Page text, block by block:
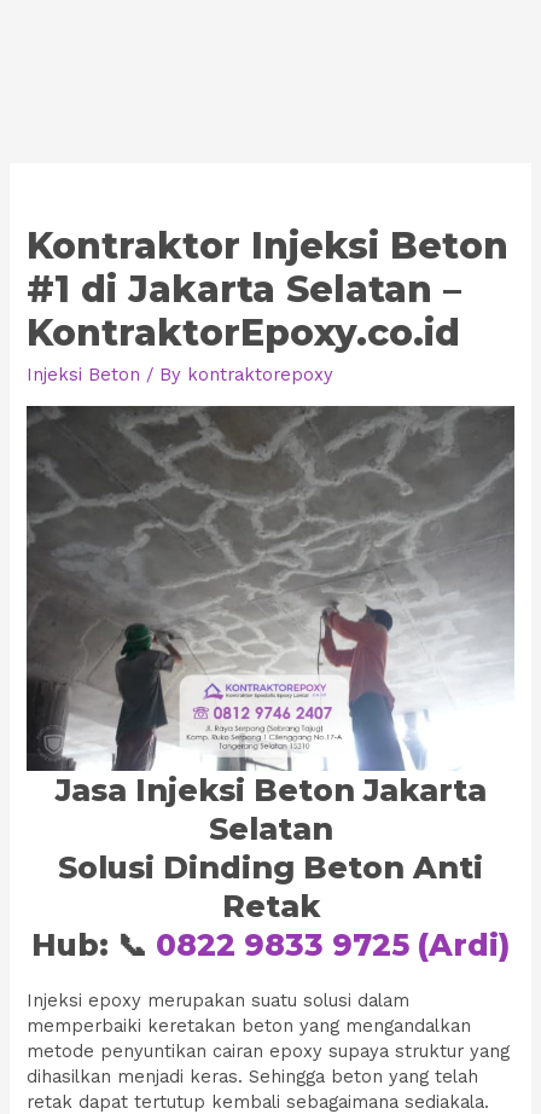
Kontraktor Injeksi Beton
#1 di Jakarta Selatan –
KontraktorEpoxy.co.id
Injeksi Beton / By kontraktorepoxy
Jasa Injeksi Beton Jakarta
Selatan
Solusi Dinding Beton Anti
Retak
Hub: 📞 0822 9833 9725 (Ardi)
Injeksi epoxy merupakan suatu solusi dalam
memperbaiki keretakan beton yang mengandalkan
metode penyuntikan cairan epoxy supaya struktur yang
dihasilkan menjadi keras. Sehingga beton yang telah
retak dapat tertutup kembali sebagaimana sediakala.